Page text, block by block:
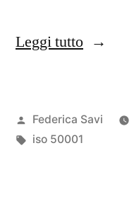
Leggi tutto
Federica Savi
iso 50001